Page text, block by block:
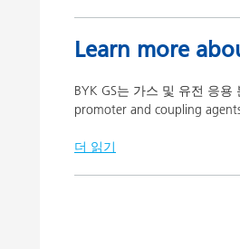
Learn more
BYK GS는 가스 및 유전 응
promoter and coupling
더 읽기